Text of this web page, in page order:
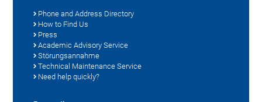
Phone and Address Directory
How to Find Us
Press
Academic Advisory Service
Störungsannahme
Technical Maintenance Service
Need help quickly?